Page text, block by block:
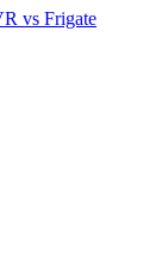
vs Frigate